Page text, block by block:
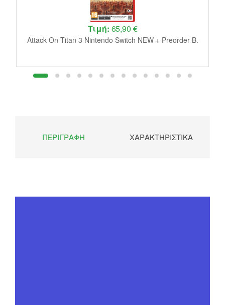
Τιμή: 65,90 €
Attack On Titan 3 Nintendo Switch NEW + Preorder B.
ΠΕΡΙΓΡΑΦΉ ΧΑΡΑΚΤΗΡΙΣΤΙΚΆ